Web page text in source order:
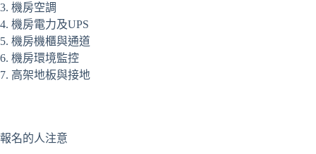
3. 機房空調
4. 機房電力及UPS
5. 機房機櫃與通道
6. 機房環境監控
7. 高架地板與接地
報名的人注意